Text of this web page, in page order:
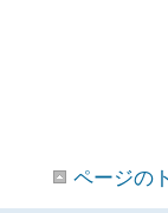
ページの